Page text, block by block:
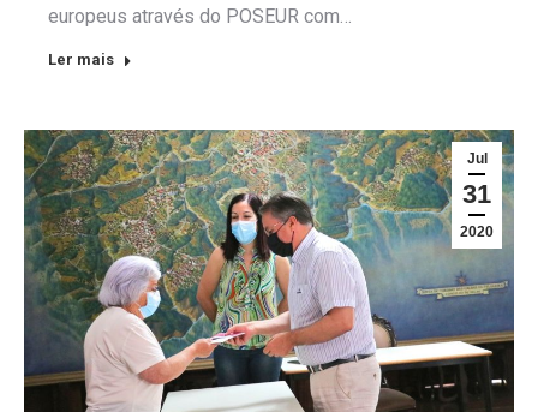
europeus através do POSEUR com…
Ler mais
Jul
31
2020